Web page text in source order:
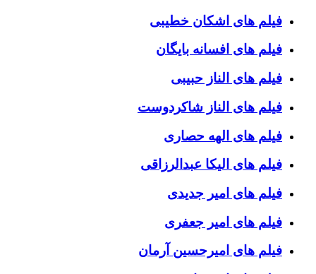
فیلم های اشکان خطیبی
فیلم های افسانه بایگان
فیلم های الناز حبیبی
فیلم های الناز شاکردوست
فیلم های الهه حصاری
فیلم های الیکا عبدالرزاقی
فیلم های امیر جدیدی
فیلم های امیر جعفری
فیلم های امیرحسین آرمان